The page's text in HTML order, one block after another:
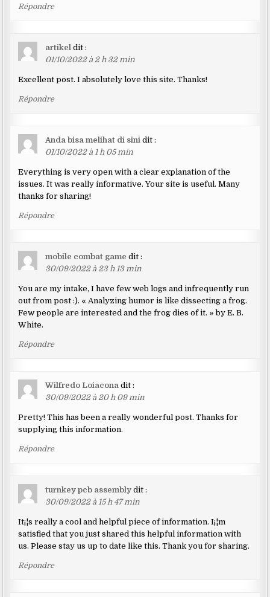
Répondre
artikel dit :
01/10/2022 à 2 h 32 min
Excellent post. I absolutely love this site. Thanks!
Répondre
Anda bisa melihat di sini dit :
01/10/2022 à 1 h 05 min
Everything is very open with a clear explanation of the
issues. It was really informative. Your site is useful. Many
thanks for sharing!
Répondre
mobile combat game dit :
30/09/2022 à 23 h 13 min
You are my intake, I have few web logs and infrequently run
out from post :). « Analyzing humor is like dissecting a frog.
Few people are interested and the frog dies of it. » by E. B.
White.
Répondre
Wilfredo Loiacona dit :
30/09/2022 à 20 h 09 min
Pretty! This has been a really wonderful post. Thanks for
supplying this information.
Répondre
turnkey pcb assembly dit :
30/09/2022 à 15 h 47 min
It¡¦s really a cool and helpful piece of information. I¡¦m
satisfied that you just shared this helpful information with
us. Please stay us up to date like this. Thank you for sharing.
Répondre